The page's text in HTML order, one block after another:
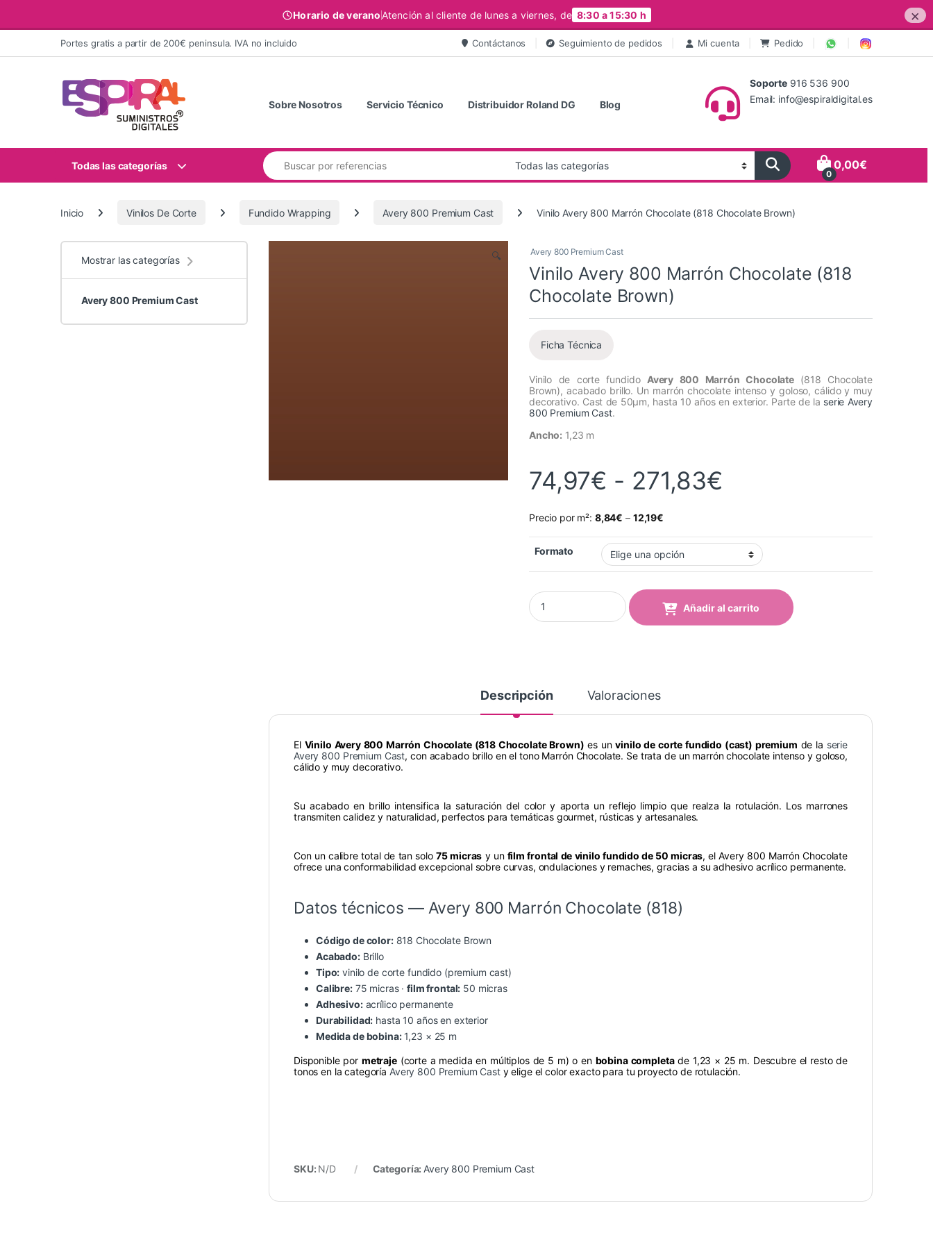
Horario de veranoAtención al cliente de lunes a viernes, de 8:30 a 15:30 h ×
Ir al contenidoPortes gratis a partir de 200€ peninsula. IVA no incluido Contáctanos Seguimiento de pedidos Mi cuenta Pedido
Sobre Nosotros Servicio Técnico Distribuidor Roland DG Blog
Soporte 916 536 900
Email: info@espiraldigital.es
Todas las categorías
Buscar:
0
0,00€
Inicio Vinilos De Corte Fundido Wrapping Avery 800 Premium Cast Vinilo Avery 800 Marrón Chocolate (818 Chocolate Brown)
🔍 Avery 800 Premium Cast
Vinilo Avery 800 Marrón Chocolate (818
Chocolate Brown)
Ficha Técnica
Vinilo de corte fundido Avery 800 Marrón Chocolate(818 Chocolate
Brown), acabado brillo. Un marrón chocolate intenso y goloso, cálido y muy
decorativo. Cast de 50µm, hasta 10 años en exterior. Parte de la serie Avery
800 Premium Cast.
Ancho: 1,23 m
74,97€ - 271,83€
Precio por m²: 8,84€ – 12,19€
Formato
Vinilo Avery 800 Marrón Chocolate (818 Chocolate Brown) quantity
Añadir al carrito
Descripción Valoraciones
El Vinilo Avery 800 Marrón Chocolate (818 Chocolate Brown) es unvinilo de corte fundido (cast) premium de la serie
Avery 800 Premium Cast, con acabado brillo en el tono Marrón Chocolate. Se trata de un marrón chocolate intenso y goloso,
cálido y muy decorativo.
Su acabado en brillo intensifica la saturación del color y aporta un reflejo limpio que realza la rotulación. Los marrones
transmiten calidez y naturalidad, perfectos para temáticas gourmet, rústicas y artesanales.
Con un calibre total de tan solo75 micras y un film frontal de vinilo fundido de 50 micras, el Avery 800 Marrón Chocolate
ofrece una conformabilidad excepcional sobre curvas, ondulaciones y remaches, gracias a su adhesivo acrílico permanente.
Datos técnicos — Avery 800 Marrón Chocolate (818)
Código de color:818 Chocolate Brown
Acabado:Brillo
Tipo: vinilo de corte fundido (premium cast)
Calibre:75 micras ·film frontal: 50 micras
Adhesivo:acrílico permanente
Durabilidad: hasta 10 años en exterior
Medida de bobina:1,23 × 25 m
Disponible por metraje(corte a medida en múltiplos de 5 m) o en bobina completade 1,23 × 25 m. Descubre el resto de
tonos en la categoría Avery 800 Premium Casty elige el color exacto para tu proyecto de rotulación.
SKU: N/D Categoría:Avery 800 Premium Cast
Mostrar las categorías
Avery 800 Premium Cast